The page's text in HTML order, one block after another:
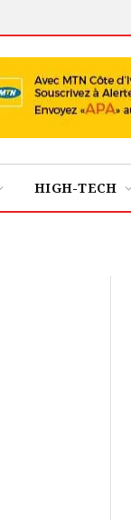
HIGH-TECH